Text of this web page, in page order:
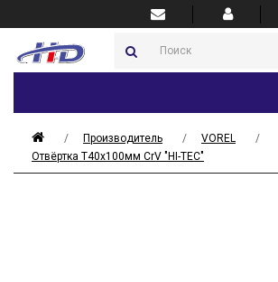
Производитель
VOREL
Отвёртка T40x100мм CrV "HI-TEC"